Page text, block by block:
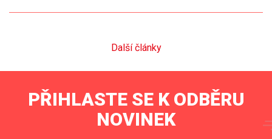
Další články
PŘIHLASTE SE K ODBĚRU
NOVINEK